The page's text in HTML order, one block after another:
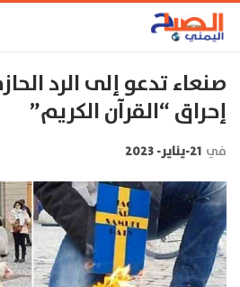
صنعاء تدعو إلى الرد
إحراق “القرآن الكريم”
في 21-يناير- 2023